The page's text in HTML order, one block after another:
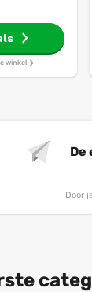
winkel
De
Door